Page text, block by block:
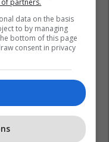
data on the basis
to by managing
bottom of this page
consent in privacy